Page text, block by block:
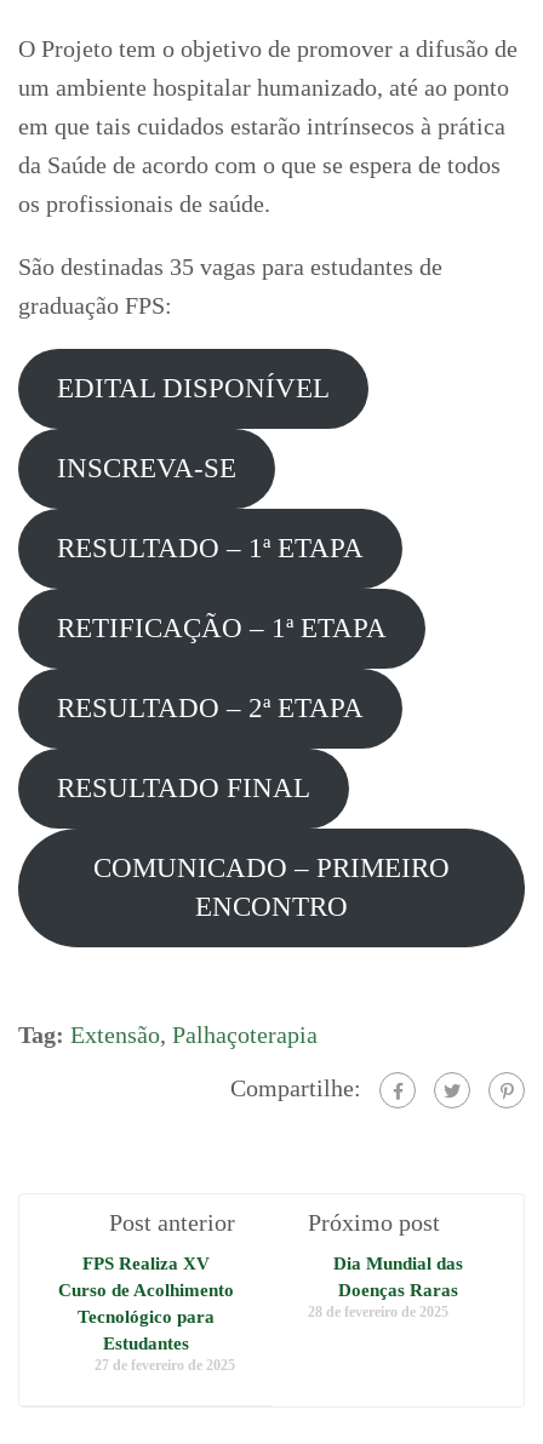
O Projeto tem o objetivo de promover a difusão de
um ambiente hospitalar humanizado, até ao ponto
em que tais cuidados estarão intrínsecos à prática
da Saúde de acordo com o que se espera de todos
os profissionais de saúde.
São destinadas 35 vagas para estudantes de
graduação FPS:
EDITAL DISPONÍVEL
INSCREVA-SE
RESULTADO – 1ª ETAPA
RETIFICAÇÃO – 1ª ETAPA
RESULTADO – 2ª ETAPA
RESULTADO FINAL
COMUNICADO – PRIMEIRO
ENCONTRO
Tag: Extensão, Palhaçoterapia
Compartilhe:
Post anterior
FPS Realiza XV
Curso de Acolhimento
Tecnológico para
Estudantes
27 de fevereiro de 2025
Próximo post
Dia Mundial das
Doenças Raras
28 de fevereiro de 2025